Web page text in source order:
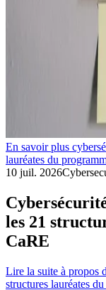
En savoir plus
lauréates du
10 juil. 2026
les 21
CaRE
Lire la suite à propos
structures lauréates